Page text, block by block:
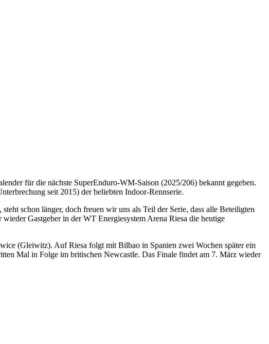
für die nächste SuperEnduro-WM-Saison (2025/206) bekannt gegeben.
seit 2015) der beliebten Indoor-Rennserie.
schon länger, doch freuen wir uns als Teil der Serie, dass alle Beteiligten
Gastgeber in der WT Energiesystem Arena Riesa die heutige
(Gleiwitz). Auf Riesa folgt mit Bilbao in Spanien zwei Wochen später ein
Mal in Folge im britischen Newcastle. Das Finale findet am 7. März wieder